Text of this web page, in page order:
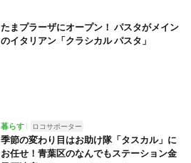
たまプラーザにオープン！ パスタがメイン
のイタリアン「クラシカル パスタ」
暮らす ロコサポーター
季節の変わり目はお助け隊「タスカル」に
お任せ！青葉区のなんでもステーション金